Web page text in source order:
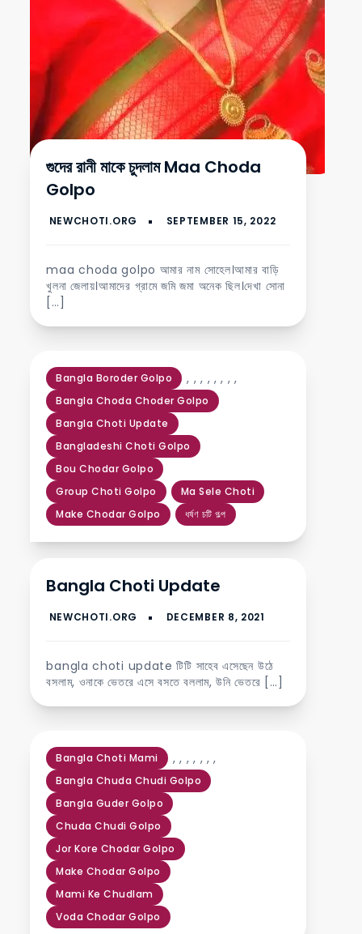
গুদের রানী মাকে চুদলাম Maa Choda
Golpo
maa choda golpo আমার নাম সোহেল।আমার বাড়ি
খুলনা জেলায়।আমাদের গ্রামে জমি জমা অনেক ছিল।দেখা সোনা
[…]
Bangla Boroder Golpo ,
Bangla Choda Choder Golpo
,
Bangla Choti Update
,
Bangladeshi Choti Golpo
,
Bou Chodar Golpo
,
Group Choti Golpo
,
Ma Sele Choti
,
Make Chodar Golpo
,
ধর্ষণ চটি গল্প
Bangla Choti Update
bangla choti update টিটি সাহেব এসেছেন উঠে
বসলাম, ওনাকে ভেতরে এসে বসতে বললাম, উনি ভেতরে […]
Bangla Choti Mami ,
Bangla Chuda Chudi Golpo
,
Bangla Guder Golpo
,
Chuda Chudi Golpo
,
Jor Kore Chodar Golpo
,
Make Chodar Golpo
,
Mami Ke Chudlam
,
Voda Chodar Golpo